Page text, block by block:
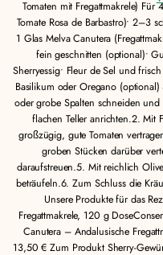
Tomaten mit Fregattmakrele) Für
Tomate Rosa de Barbastro)• 2–3
1 Glas Melva Canutera
fein geschnitten (optional)•
Sherryessig• Fleur de Sel und
Basilikum oder Oregano
oder grobe Spalten schneiden
flachen Teller anrichten.2.
großzügig, gute Tomaten
groben Stücken darüber
daraufstreuen.5. Mit reichlich
beträufeln.6. Zum Schluss die
Unsere Produkte für das Rezept: Melva Canutera –
Fregattmakrele, 120 g
Canutera – Andalusische
13,50 € Zum Produkt Sherry-Gewürz (Condiment de Xérès), 25 clMartin Pouret